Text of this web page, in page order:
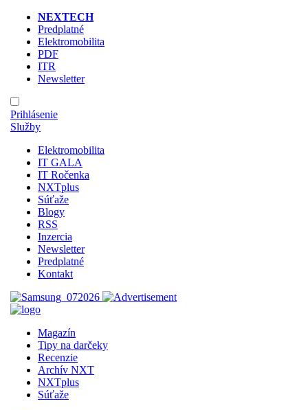
NEXTECH
Predplatné
Elektromobilita
PDF
ITR
Newsletter
Prihlásenie
Služby
Elektromobilita
IT GALA
IT Ročenka
NXTplus
Súťaže
Blogy
RSS
Inzercia
Newsletter
Predplatné
Kontakt
Magazín
Tipy na darčeky
Recenzie
Archív NXT
NXTplus
Súťaže